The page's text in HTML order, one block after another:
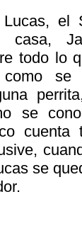
el
todo lo
como
se
se